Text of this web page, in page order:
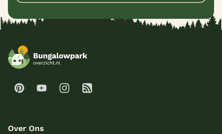
Over Ons